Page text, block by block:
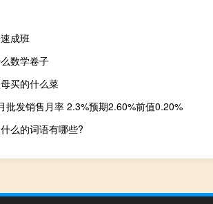
成班
数学卷子
买的什么菜
批发销售月率 2.3%预期2.60%前值0.20%
么的词语有哪些?